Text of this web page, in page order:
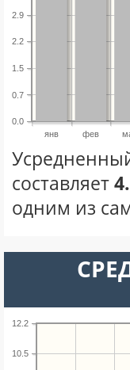
янв фев
0.0
0.7
1.5
2.2
2.9
составляет
одним из
10.5
12.2